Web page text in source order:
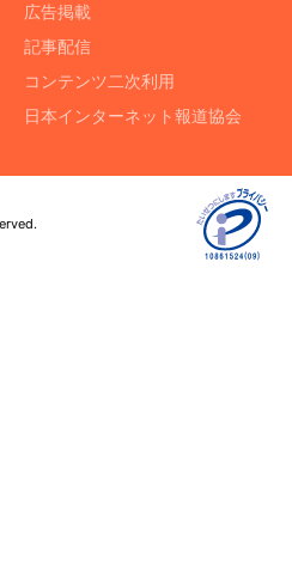
広告掲載
記事配信
コンテンツ二次利用
日本インターネット報道協会